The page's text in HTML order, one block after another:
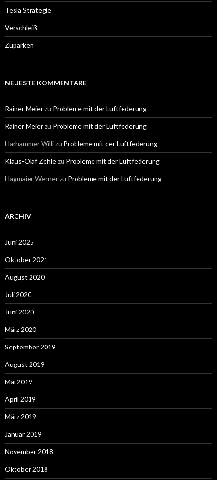
Tesla Strategie
Verschleiß
Zuparken
NEUESTE KOMMENTARE
Rainer Meierzu Probleme mit der Luftfederung
Rainer Meierzu Probleme mit der Luftfederung
Harhammer Willizu Probleme mit der Luftfederung
Klaus-Olaf Zehlezu Probleme mit der Luftfederung
Hagmaier Wernerzu Probleme mit der Luftfederung
ARCHIV
Juni 2025
Oktober 2021
August 2020
Juli 2020
Juni 2020
März 2020
September 2019
August 2019
Mai 2019
April 2019
März 2019
Januar 2019
November 2018
Oktober 2018